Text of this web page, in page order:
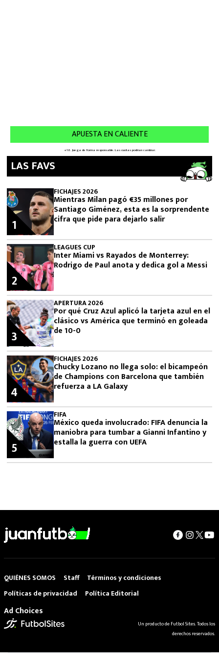
LAS FAVS
FICHAJES 2026
Mientras Milan pagó €35 millones por
Santiago Giménez, esta es la sorprendente
cifra que pide para dejarlo salir
1
LEAGUES CUP
Inter Miami vs Rayados de Monterrey:
Rodrigo de Paul anota y dedica gol a Messi
2
APERTURA 2026
Por qué Cruz Azul aplicó la tarjeta azul en el
clásico vs América que terminó en goleada
de 10-0
3
FICHAJES 2026
Chucky Lozano no llega solo: el bicampeón
de Champions con Barcelona que también
refuerza a LA Galaxy
4
FIFA
México queda involucrado: FIFA denuncia la
maniobra para tumbar a Gianni Infantino y
estalla la guerra con UEFA
5
QUIÉNES SOMOS Staff
Términos y condiciones
Políticas de privacidad
Política Editorial
Ad Choices
Un producto de Futbol Sites. Todos los
derechos reservados.